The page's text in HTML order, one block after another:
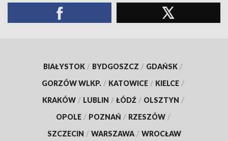
BIAŁYSTOK / BYDGOSZCZ / GDAŃSK /
GORZÓW WLKP. / KATOWICE / KIELCE /
KRAKÓW / LUBLIN / ŁÓDŹ / OLSZTYN /
OPOLE / POZNAŃ / RZESZÓW /
SZCZECIN / WARSZAWA / WROCŁAW